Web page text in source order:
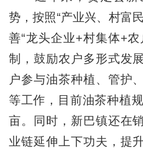
势，按照“产业兴、村富
善“龙头企业+村集体+
制，鼓励农户多形式发
户参与油茶种植、管护
等工作，目前油茶种植
亩。同时，新巴镇还在
业链延伸上下功夫，提